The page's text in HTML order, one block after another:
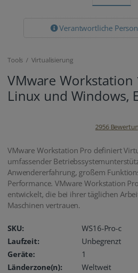
Verantwortliche
Tools / Virtualisierung
VMware Workstation
Linux und Windows,
2956
VMware Workstation Pro definiert
umfassender
Anwendererfahrung, großem
Performance. VMware Workstation
entwickelt, die bei ihrer täglichen
Maschinen vertrauen.
SKU:
WS16-Pro-c
Laufzeit:
Unbegrenzt
Geräte:
1
Länderzone(n):
Weltweit